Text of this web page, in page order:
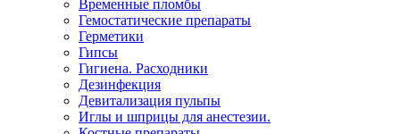
Временные пломбы
Гемостатические препараты
Герметики
Гипсы
Гигиена. Расходники
Дезинфекция
Девитализация пульпы
Иглы и шприцы для анестезии.